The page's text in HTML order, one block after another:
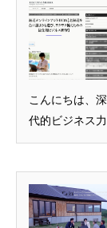
こんにちは、
代的ビジネス